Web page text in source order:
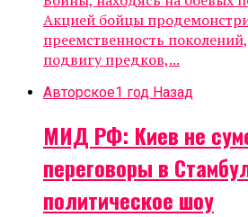
Акцией бойцы
преемственность
подвигу предков,...
Авторское1 год Назад
МИД РФ: Киев не
переговоры в
политическое шоу